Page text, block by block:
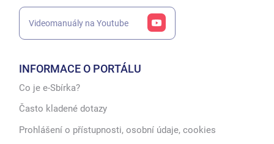
Videomanuály na Youtube
INFORMACE O PORTÁLU
Co je e-Sbírka?
Často kladené dotazy
Prohlášení o přístupnosti, osobní údaje, cookies